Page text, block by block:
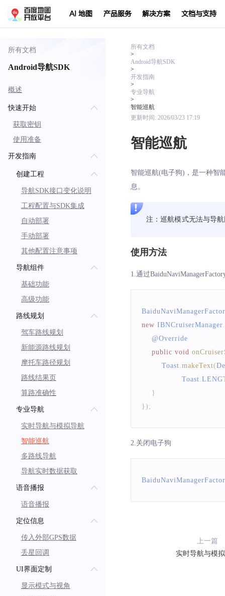
AI 地图 产品服务 解决方案 文档与支持
所有文档
Android导航SDK
概述
快速开始
获取密钥
使用准备
开发指南
创建工程
导航SDK接口变化说明
工程配置与SDK集成
自动部署
手动部署
其他配置注意事项
导航组件
基础功能
高级功能
路线规划
驾车路线规划
新能源路线规划
摩托车路径规划
路线结果页
算路准确性
专业导航
实时导航与模拟导航
智能巡航
多路线导航
导航实时数据获取
语音播报
语音播报
定位信息
传入外部GPS数据
丢星回调
UI界面定制
显示模式与视角
所有文档
>
Android导航SDK
>
开发指南
>
专业导航
>
智能巡航
更新时间: 2026/03/23 17:19
智能巡航
智能巡航(电子狗)，是一种智
息。
注：巡航模式无法与导
使用方法
1.通过
new IBNCruiserManager
    @
Override
public void
Toast makeText(
Toast
}
}) ;
2.关闭电子狗
上一篇
实时导航与模